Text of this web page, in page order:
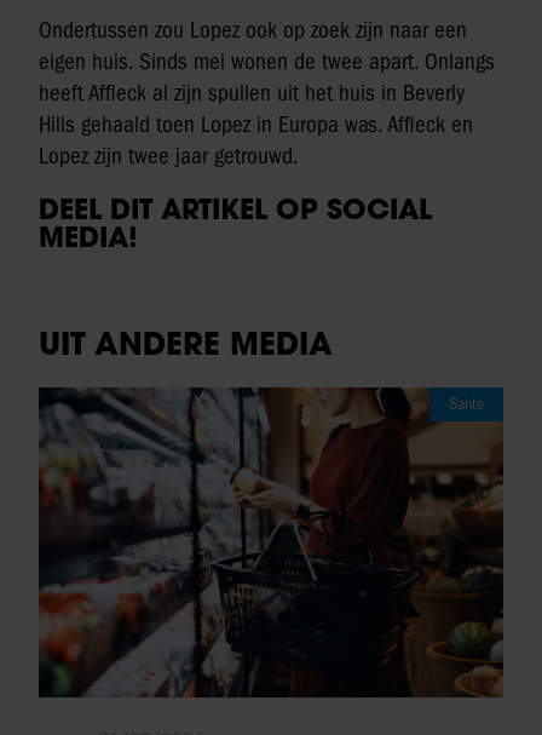
Ondertussen zou Lopez ook op zoek zijn naar een
eigen huis. Sinds mei wonen de twee apart. Onlangs
heeft Affleck al zijn spullen uit het huis in Beverly
Hills gehaald toen Lopez in Europa was. Affleck en
Lopez zijn twee jaar getrouwd.
DEEL DIT ARTIKEL OP SOCIAL
MEDIA!
UIT ANDERE MEDIA
Sante